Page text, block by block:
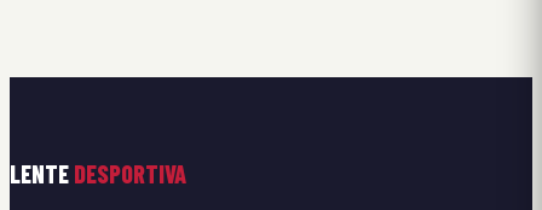
LENTE DESPORTIVA